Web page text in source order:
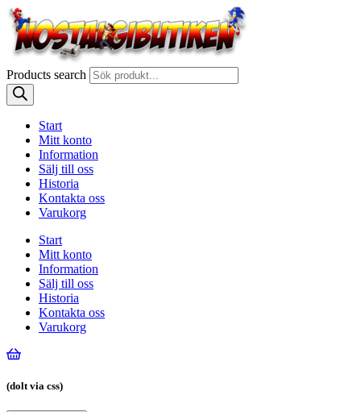
Products search
Start
Mitt konto
Information
Sälj till oss
Historia
Kontakta oss
Varukorg
Start
Mitt konto
Information
Sälj till oss
Historia
Kontakta oss
Varukorg
(dolt via css)